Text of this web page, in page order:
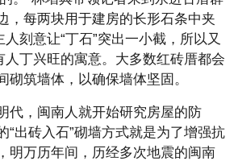
，每两块用于建房的长形石条中夹
人刻意让“丁石”突出一小截，所以又
人丁兴旺的寓意。大多数红砖厝都会
砌筑墙体，以确保墙体坚固。
代，闽南人就开始研究房屋的防
“出砖入石”砌墙方式就是为了增强抗
明万历年间，历经多次地震的闽南